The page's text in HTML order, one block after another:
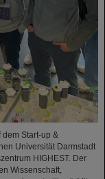
dem Start-up &
Universität Darmstadt
HIGHEST. Der
Wissenschaft,